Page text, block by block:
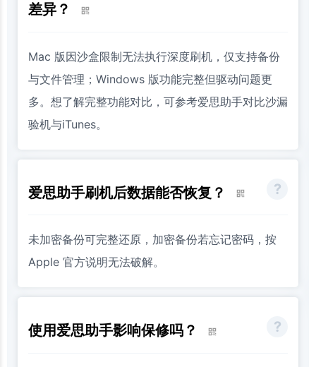
差异？
Mac 版因沙盒限制无法执行深度刷机，仅支持备份
与文件管理；Windows 版功能完整但驱动问题更
多。想了解完整功能对比，可参考爱思助手对比沙漏
验机与iTunes。
爱思助手刷机后数据能否恢复？
未加密备份可完整还原，加密备份若忘记密码，按
Apple 官方说明无法破解。
使用爱思助手影响保修吗？